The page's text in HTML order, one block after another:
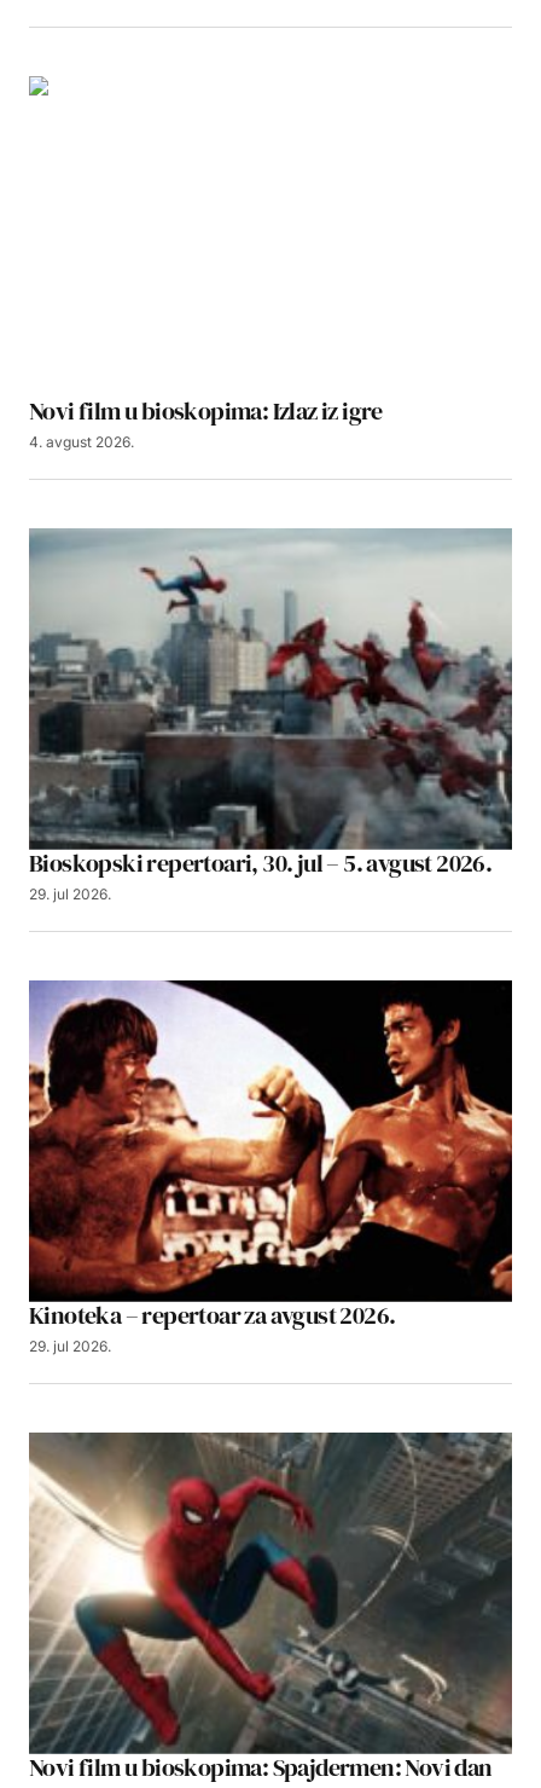
Novi film u bioskopima: Izlaz iz igre
4. avgust 2026.
Bioskopski repertoari, 30. jul – 5. avgust 2026.
29. jul 2026.
Kinoteka – repertoar za avgust 2026.
29. jul 2026.
Novi film u bioskopima: Spajdermen: Novi dan